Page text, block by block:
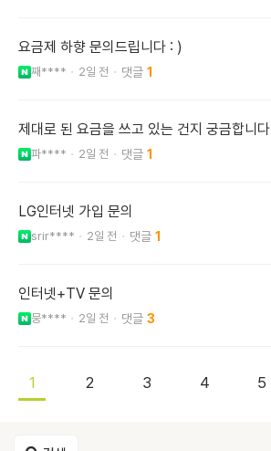
요금제 하향 문의드립니다 : )
째**** 2일 전 1
제대로 된 요금을 쓰고 있는 건지 궁금합니다
파**** 2일 전 1
LG인터넷 가입 문의
srir**** 2일 전 1
인터넷+TV 문의
뭉**** 2일 전 3
1 2 3 4 5